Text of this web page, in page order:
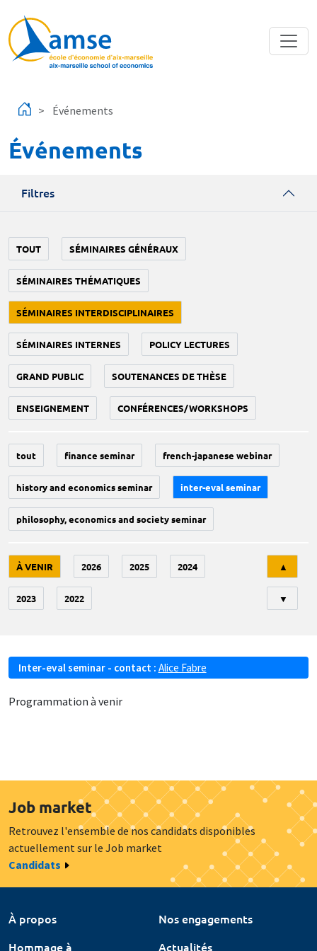
Événements
Événements
Filtres
TOUT SÉMINAIRES GÉNÉRAUX
SÉMINAIRES THÉMATIQUES
SÉMINAIRES INTERDISCIPLINAIRES
SÉMINAIRES INTERNES POLICY LECTURES
GRAND PUBLIC SOUTENANCES DE THÈSE
ENSEIGNEMENT CONFÉRENCES/WORKSHOPS
tout finance seminar french-japanese webinar
history and economics seminar inter-eval seminar
philosophy, economics and society seminar
À VENIR 2026 2025 2024
2023 2022
▲
▼
Inter-eval seminar - contact : Alice Fabre
Programmation à venir
Job market
Retrouvez l'ensemble de nos candidats disponibles
actuellement sur le Job market
Candidats
À propos
Nos engagements
Hommage à
Actualités